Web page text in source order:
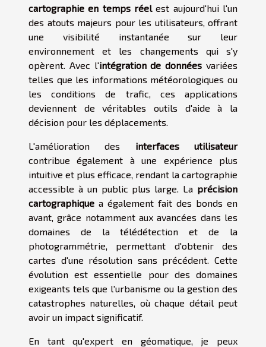
cartographie en temps réel est aujourd'hui l'un
des atouts majeurs pour les utilisateurs, offrant
une visibilité instantanée sur leur
environnement et les changements qui s'y
opèrent. Avec l'intégration de données variées
telles que les informations météorologiques ou
les conditions de trafic, ces applications
deviennent de véritables outils d'aide à la
décision pour les déplacements.
L'amélioration des interfaces utilisateur
contribue également à une expérience plus
intuitive et plus efficace, rendant la cartographie
accessible à un public plus large. La précision
cartographique a également fait des bonds en
avant, grâce notamment aux avancées dans les
domaines de la télédétection et de la
photogrammétrie, permettant d'obtenir des
cartes d'une résolution sans précédent. Cette
évolution est essentielle pour des domaines
exigeants tels que l'urbanisme ou la gestion des
catastrophes naturelles, où chaque détail peut
avoir un impact significatif.
En tant qu'expert en géomatique, je peux